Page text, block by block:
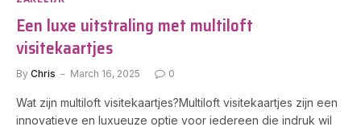
Een luxe uitstraling met multiloft
visitekaartjes
By Chris March 16, 2025 0
Wat zijn multiloft visitekaartjes?Multiloft visitekaartjes zijn een
innovatieve en luxueuze optie voor iedereen die indruk wil